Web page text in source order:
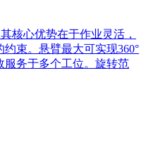
核心优势在于作业灵活，
束。悬臂最大可实现360°
服务于多个工位。旋转范